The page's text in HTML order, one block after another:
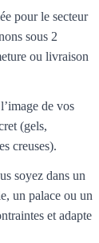
pour le secteur
sous 2
ou livraison
de vos
(gels,
creuses).
soyez dans un
un palace ou un
et adapte